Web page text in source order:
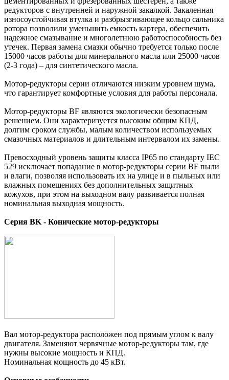
редукторов с внутренней и наружной закалкой. Закаленная
износоустойчивая втулка и разбрызгивающее кольцо сальника
ротора позволили уменьшить емкость картера, обеспечить
надежное смазывание и многолетнюю работоспособность без
утечек. Первая замена смазки обычно требуется только после
15000 часов работы для минерального масла или 25000 часов
(2-3 года) – для синтетического масла.
Мотор-редукторы серии отличаются низким уровнем шума,
что гарантирует комфортные условия для работы персонала.
Мотор-редукторы BF являются экологически безопасным
решением. Они характеризуется высоким общим КПД,
долгим сроком службы, малым количеством используемых
смазочных материалов и длительным интервалом их замены.
Превосходный уровень защиты класса IP65 по стандарту IEC
529 исключает попадание в мотор-редукторы серии BF пыли
и влаги, позволяя использовать их на улице и в пыльных или
влажных помещениях без дополнительных защитных
кожухов, при этом на выходном валу развивается полная
номинальная выходная мощность.
Серия BK - Конические мотор-редукторы
Вал мотор-редуктора расположен под прямым углом к валу
двигателя. Заменяют червячные мотор-редукторы там, где
нужны высокие мощность и КПД.
Номинальная мощность до 45 кВт.